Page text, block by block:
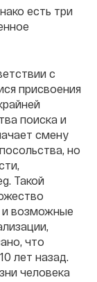
есть три
с
присвоения
поиска и
смену
но
Такой
и возможные
что
лет назад.
человека